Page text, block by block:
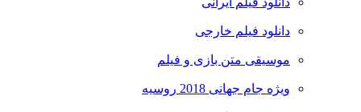
دانلود فیلم خارجی
موسیقی متن بازی و فیلم
ویژه جام جهانی 2018 روسیه